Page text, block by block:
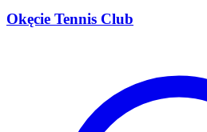
Okęcie Tennis Club